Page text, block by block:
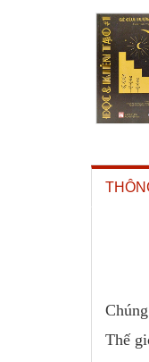
Thế